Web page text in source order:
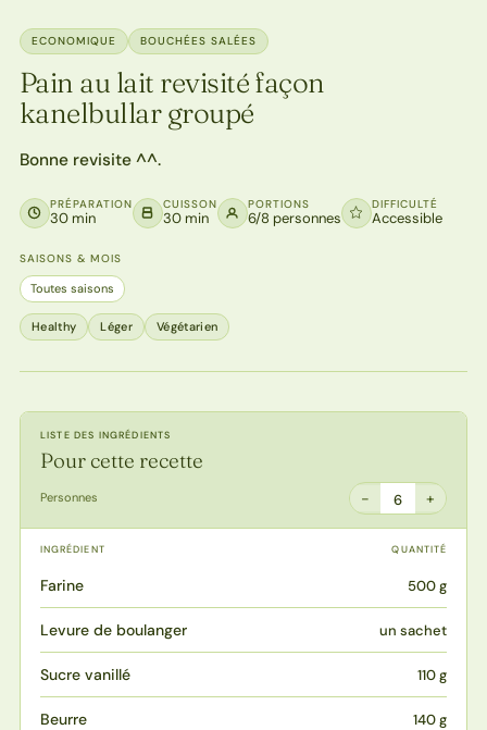
ECONOMIQUE BOUCHÉES SALÉES
Pain au lait revisité façon
kanelbullar groupé
Bonne revisite ^^.
PRÉPARATION
30 min
CUISSON
30 min
PORTIONS
6/8 personnes
DIFFICULTÉ
Accessible
SAISONS & MOIS
Toutes saisons
Healthy Léger Végétarien
LISTE DES INGRÉDIENTS
Pour cette recette
Personnes − 6 +
INGRÉDIENT QUANTITÉ
Farine 500 g
Levure de boulanger un sachet
Sucre vanillé 110 g
Beurre 140 g